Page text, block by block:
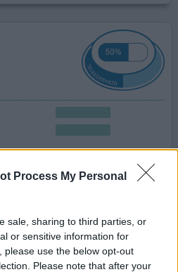
Process My Personal
sale, sharing to third parties, or
or sensitive information for
please use the below opt-out
Please note that after your
voorgeschreven kreeg, maar
(erge druk op de borst) nu
volgens de dokter....
10 mg, daar kon ik vrij snel
enkele weken had ik er niet
het hartbonke[lees meer...]